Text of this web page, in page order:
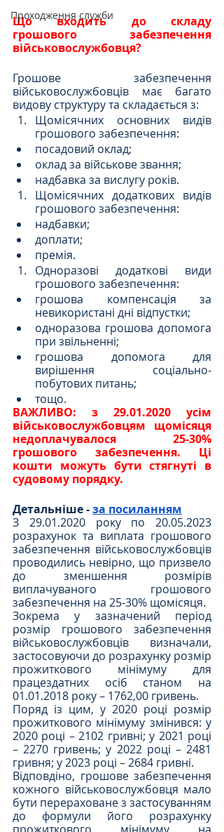
Проходження служби
Що входить до складу
грошового забезпечення
військовослужбовця?
Грошове забезпечення
військовослужбовців має багато
видову структуру та складається з:
Щомісячних основних видів
грошового забезпечення:
посадовий оклад;
оклад за військове звання;
надбавка за вислугу років.
Щомісячних додаткових видів
грошового забезпечення:
надбавки;
доплати;
премія.
Одноразові додаткові види
грошового забезпечення:
грошова компенсація за
невикористані дні відпустки;
одноразова грошова допомога
при звільненні;
грошова допомога для
вирішення соціально-
побутових питань;
тощо.
ВАЖЛИВО: з 29.01.2020 усім
військовослужбовцям щомісяця
недоплачувалося 25-30%
грошового забезпечення. Ці
кошти можуть бути стягнуті в
судовому порядку.
Детальніше -за посиланням
З 29.01.2020 року по 20.05.2023
розрахунок та виплата грошового
забезпечення військовослужбовців
проводились невірно, що призвело
до зменшення розмірів
виплачуваного грошового
забезпечення на 25-30% щомісяця.
Зокрема у зазначений період
розмір грошового забезпечення
військовослужбовців визначали,
застосовуючи до розрахунку розмір
прожиткового мінімуму для
працездатних осіб станом на
01.01.2018 року – 1762,00 гривень.
Поряд із цим, у 2020 році розмір
прожиткового мінімуму змінився: у
2020 році – 2102 гривні; у 2021 році
– 2270 гривень; у 2022 році – 2481
гривня; у 2023 році – 2684 гривні.
Відповдіно, грошове забезпечення
кожного військовослужбовця мало
бути перераховане з застосуванням
до формули його розрахунку